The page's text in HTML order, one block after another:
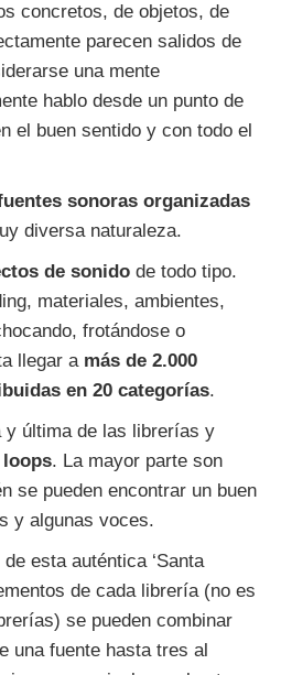
concretos, de objetos, de
parecen salidos de
una mente
hablo desde un punto de
el buen sentido y con todo el
sonoras organizadas
diversa naturaleza.
de sonido de todo tipo.
materiales, ambientes,
frotándose o
llegar a más de 2.000
en 20 categorías.
y última de las librerías y
loops. La mayor parte son
se pueden encontrar un buen
y algunas voces.
esta auténtica ‘Santa
de cada librería (no es
se pueden combinar
una fuente hasta tres al